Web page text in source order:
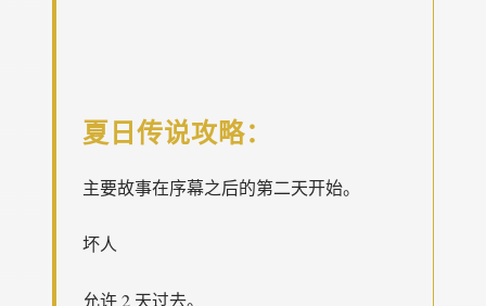
夏日传说攻略：
主要故事在序幕之后的第二天开始。
坏人
允许 2 天过去。